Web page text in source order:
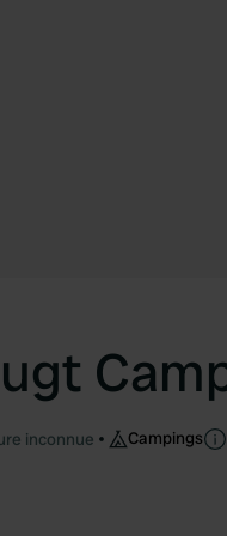
inconnue Campings